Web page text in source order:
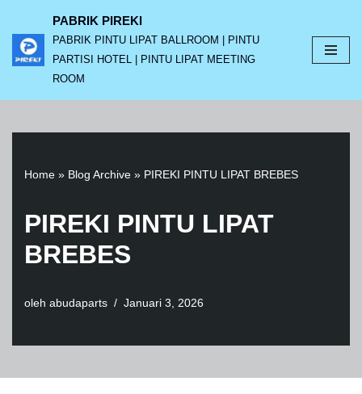
Lompat
ke
PABRIK PIREKI
PABRIK PINTU LIPAT BALLROOM | PINTU
PARTISI HOTEL | PINTU LIPAT MEETING
ROOM
Home » Blog Archive » PIREKI PINTU LIPAT BREBES
PIREKI PINTU LIPAT
BREBES
oleh abudaparts Januari 3, 2026